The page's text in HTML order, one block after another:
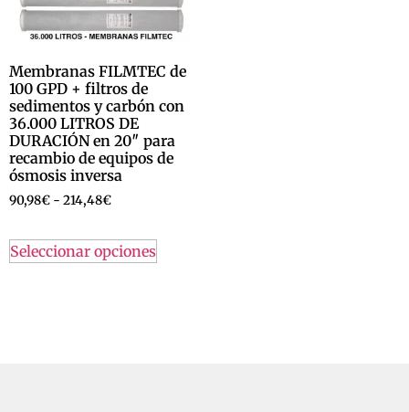
Membranas FILMTEC de
100 GPD + filtros de
sedimentos y carbón con
36.000 LITROS DE
DURACIÓN en 20″ para
recambio de equipos de
ósmosis inversa
90,98€ - 214,48€
Seleccionar opciones